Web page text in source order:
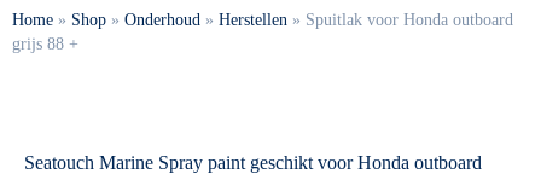
Home » Shop » Onderhoud » Herstellen » Spuitlak voor Honda outboard
grijs 88 +
Seatouch Marine Spray paint geschikt voor Honda outboard